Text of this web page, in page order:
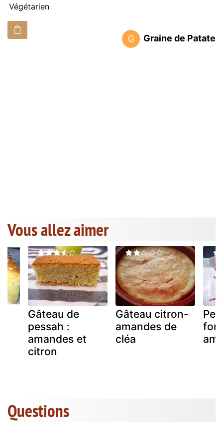
Végétarien
G Graine de Patate
Vous allez aimer
Gâteau de
pessah :
amandes et
citron
Gâteau citron-
amandes de
cléa
Questions